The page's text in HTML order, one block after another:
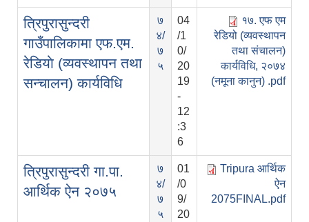
त्रिपुरासुन्दरी
गाउँपालिकामा एफ.एम.
रेडियाे (व्यवस्थापन तथा
स‌‌‍‍‌न्चालन) कार्यविधि
७
४/
७
५
04
/1
0/
20
19
-
12
:3
6
१७. एफ एम
रेडियो (व्यवस्थापन
तथा संचालन)
कार्यविधि, २०७४
(नमूना कानुन) .pdf
त्रिपुरासुन्दरी गा.पा.
आर्थिक ऐन २०७५
७
४/
७
५
01
/0
9/
20
Tripura आर्थिक
ऐन
2075FINAL.pdf